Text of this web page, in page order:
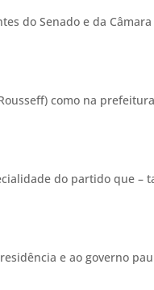
do Senado e da
como na
do partido que –
e ao governo